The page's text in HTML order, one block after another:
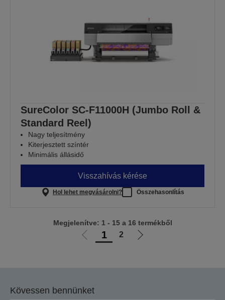
SureColor SC-F11000H (Jumbo Roll &
Standard Reel)
Nagy teljesítmény
Kiterjesztett színtér
Minimális állásidő
Visszahívás kérése
Hol lehet megvásárolni? Összehasonlítás
Előző
1 2
Következő
Megjelenítve: 1 - 15 a 16 termékből
Kövessen bennünket